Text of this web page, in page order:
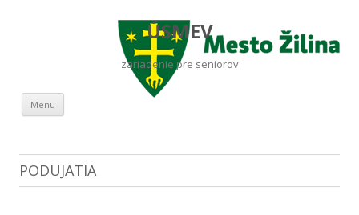
ÚSMEV
zariadenie pre seniorov
Menu Preskočiť na obsah
PODUJATIA